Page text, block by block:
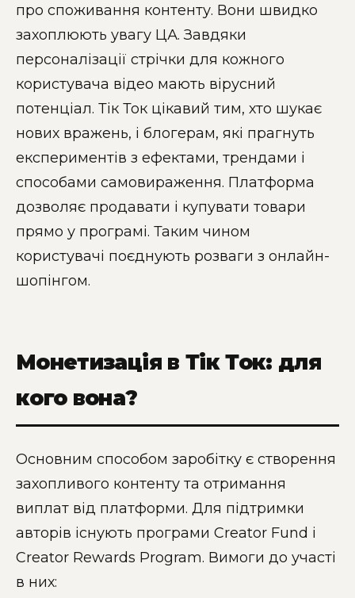
про споживання контенту. Вони швидко
захоплюють увагу ЦА. Завдяки
персоналізації стрічки для кожного
користувача відео мають вірусний
потенціал. Тік Ток цікавий тим, хто шукає
нових вражень, і блогерам, які прагнуть
експериментів з ефектами, трендами і
способами самовираження. Платформа
дозволяє продавати і купувати товари
прямо у програмі. Таким чином
користувачі поєднують розваги з онлайн-
шопінгом.
Монетизація в Тік Ток: для
кого вона?
Основним способом заробітку є створення
захопливого контенту та отримання
виплат від платформи. Для підтримки
авторів існують програми Creator Fund і
Creator Rewards Program. Вимоги до участі
в них: